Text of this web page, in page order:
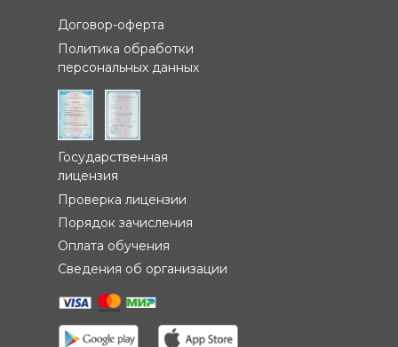
Государственная
лицензия
Сведения об организации
Проверка лицензии
Договор-оферта
Политика обработки
персональных данных
Порядок зачисления
Оплата обучения